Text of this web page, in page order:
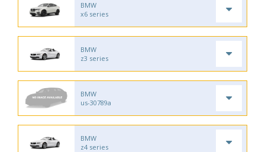
BMW
x6 series
BMW
z3 series
BMW
us-30789a
BMW
z4 series